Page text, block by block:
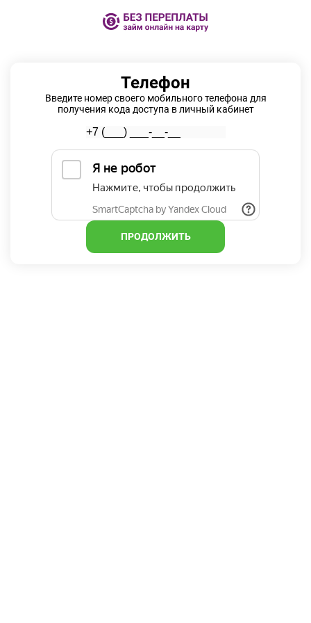
Телефон
Введите номер своего мобильного телефона для
получения кода доступа в личный кабинет
ПРОДОЛЖИТЬ